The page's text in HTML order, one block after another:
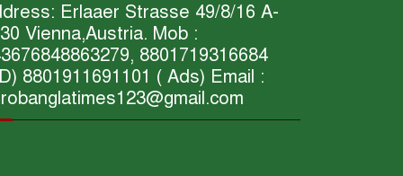
Erlaaer Strasse 49/8/16 A-
Vienna,Austria. Mob :
8801719316684
8801911691101 ( Ads) Email :